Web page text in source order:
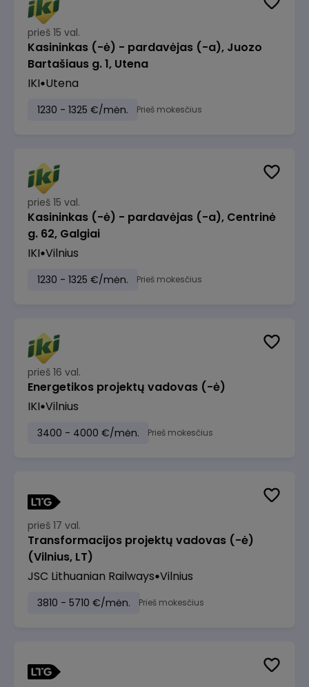
prieš 15 val.
Kasininkas (-ė) - pardavėjas (-a), Juozo
Bartašiaus g. 1, Utena
IKI Utena
1230 - 1325 €/mėn. Prieš mokesčius
prieš 15 val.
Kasininkas (-ė) - pardavėjas (-a), Centrinė
g. 62, Galgiai
IKI Vilnius
1230 - 1325 €/mėn. Prieš mokesčius
prieš 16 val.
Energetikos projektų vadovas (-ė)
IKI Vilnius
3400 - 4000 €/mėn. Prieš mokesčius
prieš 17 val.
Transformacijos projektų vadovas (-ė)
(Vilnius, LT)
JSC Lithuanian Railways Vilnius
3810 - 5710 €/mėn. Prieš mokesčius